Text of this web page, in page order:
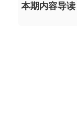
本期内容导读